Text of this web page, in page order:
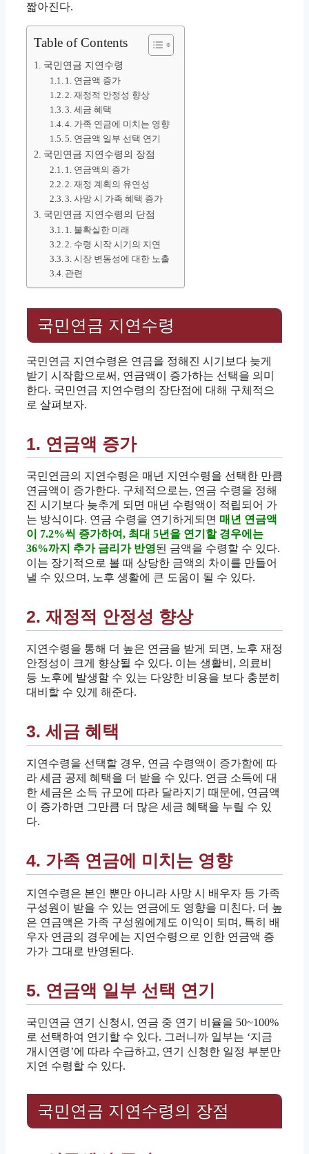
짧아진다.
Table of Contents
국민연금 지연수령
1. 연금액 증가
2. 재정적 안정성 향상
3. 세금 혜택
4. 가족 연금에 미치는 영향
5. 연금액 일부 선택 연기
국민연금 지연수령의 장점
1. 연금액의 증가
2. 재정 계획의 유연성
3. 사망 시 가족 혜택 증가
국민연금 지연수령의 단점
1. 불확실한 미래
2. 수령 시작 시기의 지연
3. 시장 변동성에 대한 노출
관련
국민연금 지연수령
국민연금 지연수령은 연금을 정해진 시기보다 늦게
받기 시작함으로써, 연금액이 증가하는 선택을 의미
한다. 국민연금 지연수령의 장단점에 대해 구체적으
로 살펴보자.
1. 연금액 증가
국민연금의 지연수령은 매년 지연수령을 선택한 만큼
연금액이 증가한다. 구체적으로는, 연금 수령을 정해
진 시기보다 늦추게 되면 매년 수령액이 적립되어 가
는 방식이다. 연금 수령을 연기하게되면 매년 연금액
이 7.2%씩 증가하여, 최대 5년을 연기할 경우에는
36%까지 추가 금리가 반영된 금액을 수령할 수 있다.
이는 장기적으로 볼 때 상당한 금액의 차이를 만들어
낼 수 있으며, 노후 생활에 큰 도움이 될 수 있다.
2. 재정적 안정성 향상
지연수령을 통해 더 높은 연금을 받게 되면, 노후 재정
안정성이 크게 향상될 수 있다. 이는 생활비, 의료비
등 노후에 발생할 수 있는 다양한 비용을 보다 충분히
대비할 수 있게 해준다.
3. 세금 혜택
지연수령을 선택할 경우, 연금 수령액이 증가함에 따
라 세금 공제 혜택을 더 받을 수 있다. 연금 소득에 대
한 세금은 소득 규모에 따라 달라지기 때문에, 연금액
이 증가하면 그만큼 더 많은 세금 혜택을 누릴 수 있
다.
4. 가족 연금에 미치는 영향
지연수령은 본인 뿐만 아니라 사망 시 배우자 등 가족
구성원이 받을 수 있는 연금에도 영향을 미친다. 더 높
은 연금액은 가족 구성원에게도 이익이 되며, 특히 배
우자 연금의 경우에는 지연수령으로 인한 연금액 증
가가 그대로 반영된다.
5. 연금액 일부 선택 연기
국민연금 연기 신청시, 연금 중 연기 비율을 50~100%
로 선택하여 연기할 수 있다. 그러니까 일부는 ‘지금
개시연령’에 따라 수급하고, 연기 신청한 일정 부분만
지연 수령할 수 있다.
국민연금 지연수령의 장점